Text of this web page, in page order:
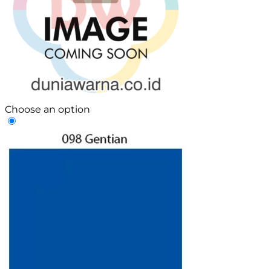
Choose an option